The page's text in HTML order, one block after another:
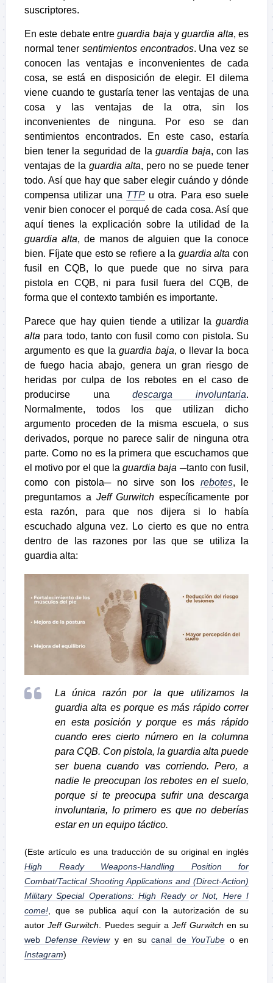
suscriptores.
En este debate entreguardia baja yguardia alta, es
normal tener sentimientos encontrados. Una vez se
conocen las ventajas e inconvenientes de cada
cosa, se está en disposición de elegir. El dilema
viene cuando te gustaría tener las ventajas de una
cosa y las ventajas de la otra, sin los
inconvenientes de ninguna. Por eso se dan
sentimientos encontrados. En este caso, estaría
bien tener la seguridad de laguardia baja, con las
ventajas de la guardia alta, pero no se puede tener
todo. Así que hay que saber elegir cuándo y dónde
compensa utilizar una TTPu otra. Para eso suele
venir bien conocer el porqué de cada cosa. Así que
aquí tienes la explicación sobre la utilidad de la
guardia alta, de manos de alguien que la conoce
bien. Fíjate que esto se refiere a la guardia alta con
fusil en CQB, lo que puede que no sirva para
pistola en CQB, ni para fusil fuera del CQB, de
forma que el contexto también es importante.
Parece que hay quien tiende a utilizar la guardia
alta para todo, tanto con fusil como con pistola. Su
argumento es que laguardia baja, o llevar la boca
de fuego hacia abajo, genera un gran riesgo de
heridas por culpa de los rebotes en el caso de
producirse unadescarga involuntaria.
Normalmente, todos los que utilizan dicho
argumento proceden de la misma escuela, o sus
derivados, porque no parece salir de ninguna otra
parte. Como no es la primera que escuchamos que
el motivo por el que laguardia baja ─tanto con fusil,
como con pistola─ no sirve son los rebotes, le
preguntamos a Jeff Gurwitch específicamente por
esta razón, para que nos dijera si lo había
escuchado alguna vez. Lo cierto es que no entra
dentro de las razones por las que se utiliza la
guardia alta:
La única razón por la que utilizamos la
guardia alta es porque es más rápido correr
en esta posición y porque es más rápido
cuando eres cierto número en la columna
para CQB. Con pistola, la guardia alta puede
ser buena cuando vas corriendo. Pero, a
nadie le preocupan los rebotes en el suelo,
porque si te preocupa sufrir una descarga
involuntaria, lo primero es que no deberías
estar en un equipo táctico.
(Este artículo es una traducción de su original en inglés
High Ready Weapons-Handling Position for
Combat/Tactical Shooting Applications and (Direct-Action)
Military Special Operations: High Ready or Not, Here I
come! , que se publica aquí con la autorización de su
autorJeff Gurwitch . Puedes seguir aJeff Gurwitch en su
web Defense Reviewy en su canal de YouTube o en
Instagram)